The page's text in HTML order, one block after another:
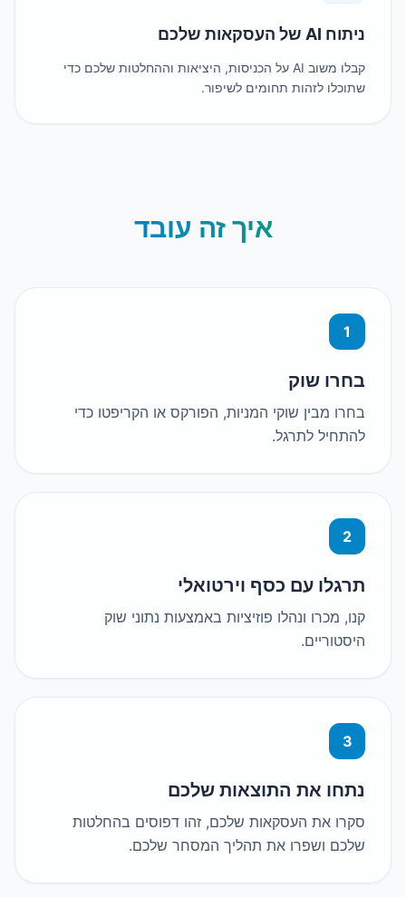
קבלו משוב AI על הכניסות, היציאות וההחלטות שלכם כדי
לזהות תחומים לשיפור.
איך זה עובד
שוק
מבין שוקי המניות, הפורקס או הקריפטו כדי
לתרגל.
עם כסף וירטואלי
מכרו ונהלו פוזיציות באמצעות נתוני שוק
את התוצאות שלכם
את העסקאות שלכם, זהו דפוסים בהחלטות
ושפרו את תהליך המסחר שלכם.